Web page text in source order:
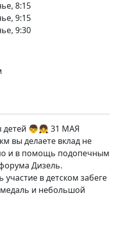
8:15
9:15
9:30
детей 👦👧 31 МАЯ
вы делаете вклад не
и в помощь подопечным
Дизель.
в детском забеге
и небольшой